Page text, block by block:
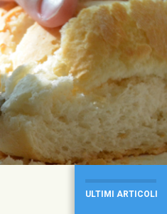
ULTIMI ARTICOLI